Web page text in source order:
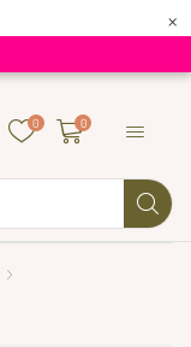
×
0 0